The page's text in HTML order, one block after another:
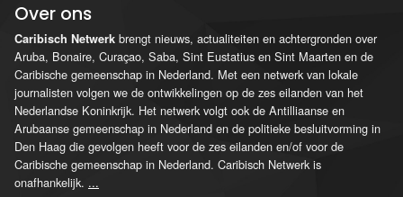
Over ons
Caribisch Netwerk brengt nieuws, actualiteiten en achtergronden over
Aruba, Bonaire, Curaçao, Saba, Sint Eustatius en Sint Maarten en de
Caribische gemeenschap in Nederland. Met een netwerk van lokale
journalisten volgen we de ontwikkelingen op de zes eilanden van het
Nederlandse Koninkrijk. Het netwerk volgt ook de Antilliaanse en
Arubaanse gemeenschap in Nederland en de politieke besluitvorming in
Den Haag die gevolgen heeft voor de zes eilanden en/of voor de
Caribische gemeenschap in Nederland. Caribisch Netwerk is
onafhankelijk. ...